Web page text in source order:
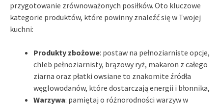
przygotowanie zrównoważonych posiłków. Oto kluczowe
kategorie produktów, które powinny znaleźć się w Twojej
kuchni:
Produkty zbożowe: postaw na pełnoziarniste opcje,
chleb pełnoziarnisty, brązowy ryż, makaron z całego
ziarna oraz płatki owsiane to znakomite źródła
węglowodanów, które dostarczają energii i błonnika,
Warzywa: pamiętaj o różnorodności warzyw w